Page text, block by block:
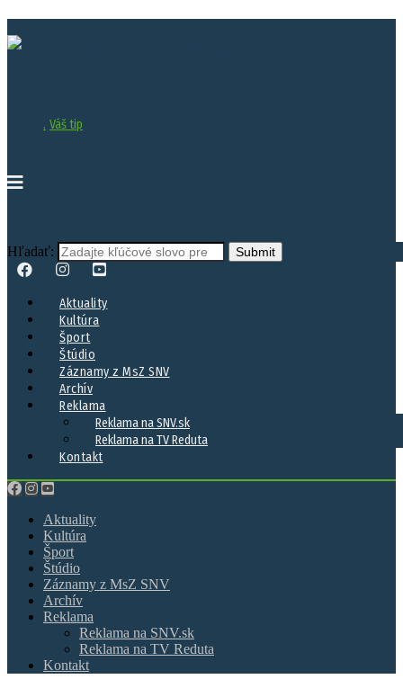
. Váš tip
Hľadať:
Aktuality
Kultúra
Šport
Štúdio
Záznamy z MsZ SNV
Archív
Reklama
Reklama na SNV.sk
Reklama na TV Reduta
Kontakt
Aktuality
Kultúra
Šport
Štúdio
Záznamy z MsZ SNV
Archív
Reklama
Reklama na SNV.sk
Reklama na TV Reduta
Kontakt